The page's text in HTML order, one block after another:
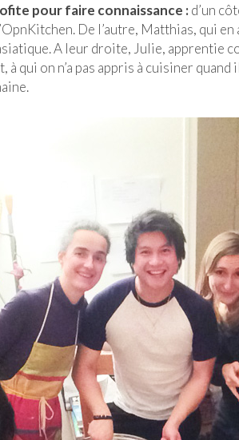
pour faire connaissance :d’un
De l’autre, Matthias, qui en
A leur droite, Julie, apprentie
à qui on n’a pas appris à cuisiner